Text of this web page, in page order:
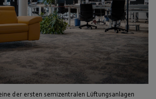
der ersten semizentralen Lüftungsanlagen